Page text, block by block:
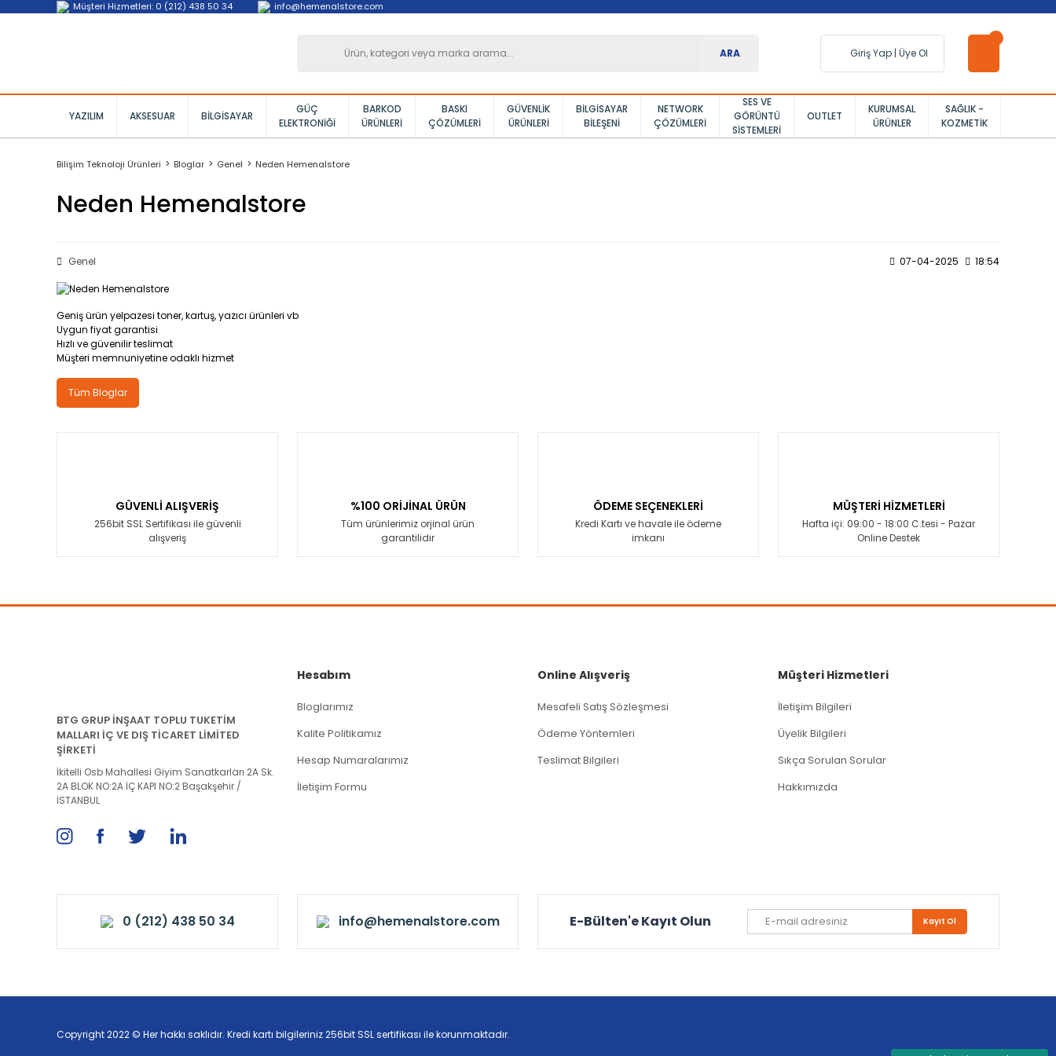
Müşteri Hizmetleri: 0 (212) 438 50 34 info@hemenalstore.com
ARA Giriş Yap | Üye Ol
YAZILIM AKSESUAR BILGISAYAR
GÜÇ
ELEKTRONIĞI
BARKOD
ÜRÜNLERI
BASKI
ÇÖZÜMLERI
GÜVENLIK
ÜRÜNLERI
BILGISAYAR
BILEŞENI
NETWORK
ÇÖZÜMLERI
SES VE
GÖRÜNTÜ
SISTEMLERI
OUTLET
KURUMSAL
ÜRÜNLER
SAĞLIK -
KOZMETIK
Bilişim Teknoloji Ürünleri Bloglar Genel Neden Hemenalstore
Neden Hemenalstore
Genel 07-04-2025 18:54
Geniş ürün yelpazesi toner, kartuş, yazıcı ürünleri vb
Uygun fiyat garantisi
Hızlı ve güvenilir teslimat
Müşteri memnuniyetine odaklı hizmet
Tüm Bloglar
GÜVENLİ ALIŞVERİŞ
256bit SSL Sertifikası ile güvenli
alışveriş
%100 ORİJİNAL ÜRÜN
Tüm ürünlerimiz orjinal ürün
garantilidir
ÖDEME SEÇENEKLERİ
Kredi Kartı ve havale ile ödeme
imkanı
MÜŞTERİ HİZMETLERİ
Hafta içi: 09:00 - 18:00 C.tesi - Pazar
Online Destek
BTG GRUP İNŞAAT TOPLU TUKETİM
MALLARI İÇ VE DIŞ TİCARET LİMİTED
ŞİRKETİ
İkitelli Osb Mahallesi Giyim Sanatkarları 2A Sk.
2A BLOK NO:2A İÇ KAPI NO:2 Başakşehir /
İSTANBUL
Hesabım
Bloglarımız
Kalite Politikamız
Hesap Numaralarımız
İletişim Formu
Online Alışveriş
Mesafeli Satış Sözleşmesi
Ödeme Yöntemleri
Teslimat Bilgileri
Müşteri Hizmetleri
İletişim Bilgileri
Üyelik Bilgileri
Sıkça Sorulan Sorular
Hakkımızda
0 (212) 438 50 34 info@hemenalstore.com E-Bülten'e Kayıt Olun Kayıt Ol
Copyright 2022 © Her hakkı saklıdır. Kredi kartı bilgileriniz 256bit SSL sertifikası ile korunmaktadır.